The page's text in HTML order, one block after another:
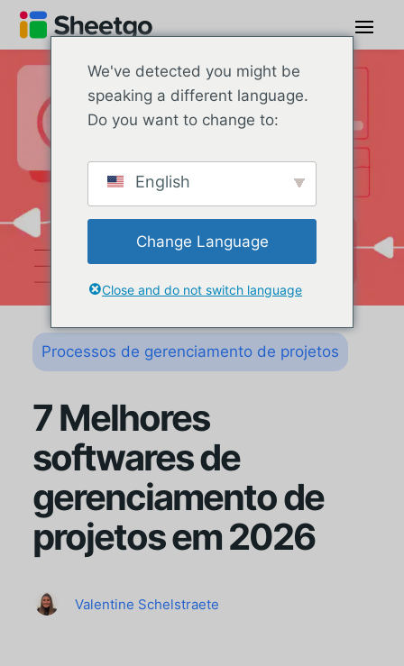
Processos de gerenciamento de projetos
7 Melhores
softwares de
gerenciamento de
projetos em 2026
Valentine Schelstraete
We've detected you might be
speaking a different language.
Do you want to change to:
English
Change Language
Close and do not switch language